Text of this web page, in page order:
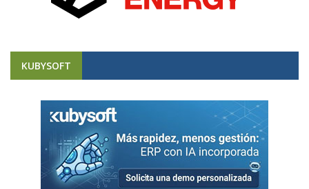
KUBYSOFT